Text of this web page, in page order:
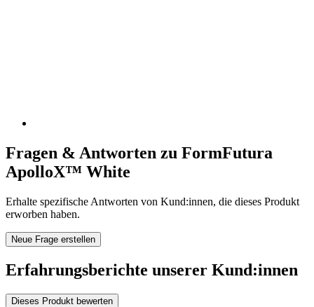
Fragen & Antworten zu FormFutura
ApolloX™ White
Erhalte spezifische Antworten von Kund:innen, die dieses Produkt
erworben haben.
Neue Frage erstellen
Erfahrungsberichte unserer Kund:innen
Dieses Produkt bewerten